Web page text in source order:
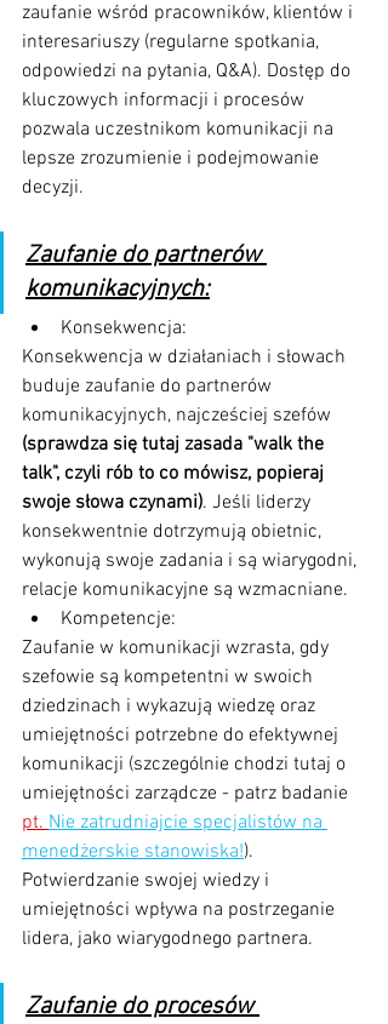
zaufanie wśród pracowników, klientów i
interesariuszy (regularne spotkania,
odpowiedzi na pytania, Q&A). Dostęp do
kluczowych informacji i procesów
pozwala uczestnikom komunikacji na
lepsze zrozumienie i podejmowanie
decyzji.
Zaufanie do partnerów
komunikacyjnych:
Konsekwencja:
Konsekwencja w działaniach i słowach
buduje zaufanie do partnerów
komunikacyjnych, najcześciej szefów
(sprawdza się tutaj zasada "walk the
talk", czyli rób to co mówisz, popieraj
swoje słowa czynami). Jeśli liderzy
konsekwentnie dotrzymują obietnic,
wykonują swoje zadania i są wiarygodni,
relacje komunikacyjne są wzmacniane.
Kompetencje:
Zaufanie w komunikacji wzrasta, gdy
szefowie są kompetentni w swoich
dziedzinach i wykazują wiedzę oraz
umiejętności potrzebne do efektywnej
komunikacji (szczególnie chodzi tutaj o
umiejętności zarządcze - patrz badanie
pt. Nie zatrudniajcie specjalistów na
menedżerskie stanowiska!).
Potwierdzanie swojej wiedzy i
umiejętności wpływa na postrzeganie
lidera, jako wiarygodnego partnera.
Zaufanie do procesów